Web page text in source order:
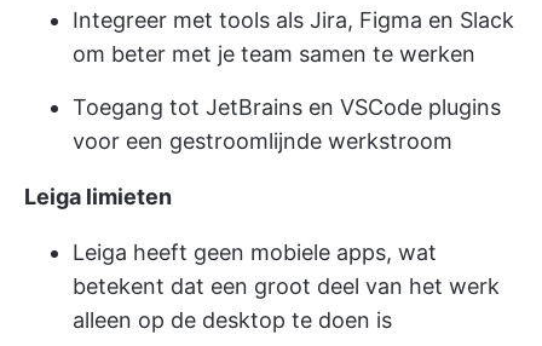
Integreer met tools als Jira, Figma en Slack
om beter met je team samen te werken
Toegang tot JetBrains en VSCode plugins
voor een gestroomlijnde werkstroom
Leiga limieten
Leiga heeft geen mobiele apps, wat
betekent dat een groot deel van het werk
alleen op de desktop te doen is